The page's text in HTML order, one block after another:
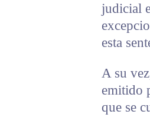
judicial
esta
A su
emitido
que se